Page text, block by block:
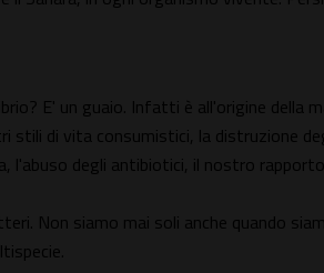
E' un guaio. Infatti è all'origine della
stili di vita consumistici, la distruzione
l'abuso degli antibiotici, il nostro
Non siamo mai soli anche quando